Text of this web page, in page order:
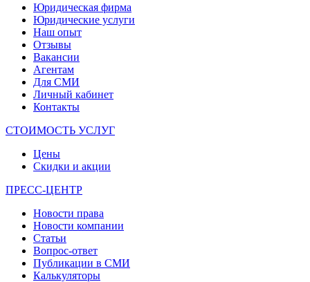
Юридическая фирма
Юридические услуги
Наш опыт
Отзывы
Вакансии
Агентам
Для СМИ
Личный кабинет
Контакты
СТОИМОСТЬ УСЛУГ
Цены
Скидки и акции
ПРЕСС-ЦЕНТР
Новости права
Новости компании
Статьи
Вопрос-ответ
Публикации в СМИ
Калькуляторы